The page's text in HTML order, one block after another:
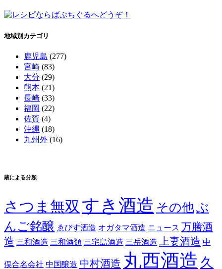
地域別カテゴリ
鹿児島 (277)
宮崎 (83)
大分 (29)
熊本 (21)
長崎 (33)
福岡 (22)
佐賀 (4)
沖縄 (18)
九州外 (16)
蔵による分類
さつま無双 すき酒造 その他ぶ
んご銘醸 ゑびす酒造 オガタマ酒造 ニュース 万膳酒
造 三和酒造 三和酒類 三宅島酒造 三岳酒造 上妻酒造 中
俣合名会社 中国醸造 中村酒造 丸西酒造 久